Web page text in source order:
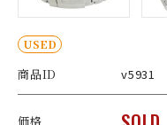
USED
商品ID v5931
価格